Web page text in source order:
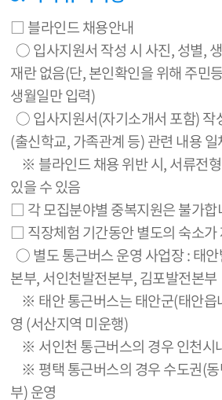
□ 블라인드 채용안내
○ 입사지원서 작성 시 사진, 성별,
재란 없음(단, 본인확인을 위해 주민
생월일만 입력)
○ 입사지원서(자기소개서 포함) 작
(출신학교, 가족관계 등) 관련 내용 일
※ 블라인드 채용 위반 시, 서류전
있을 수 있음
□ 각 모집분야별 중복지원은 불가합
□ 직장체험 기간동안 별도의 숙소가
○ 별도 통근버스 운영 사업장 : 태
본부, 서인천발전본부, 김포발전본부
※ 태안 통근버스는 태안군(태안읍
영 (서산지역 미운행)
※ 서인천 통근버스의 경우 인천시
※ 평택 통근버스의 경우 수도권(
부) 운영